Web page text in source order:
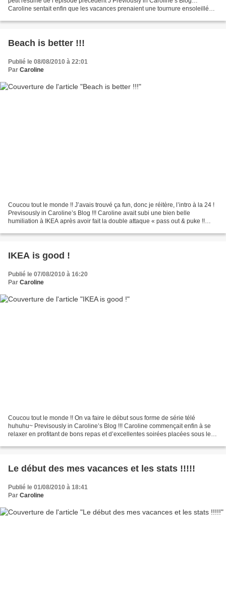
Caroline sentait enfin que les vacances prenaient une tournure ensoleillée,
Beach is better !!!
Publié le 08/08/2010 à 22:01
Par Caroline
Coucou tout le monde !! J’avais trouvé ça fun, donc je réitère, l’intro à la 24 !
Previsously in Caroline’s Blog !!! Caroline avait subi une bien belle
humiliation à IKEA après avoir fait la double attaque « pass out & puke !!
IKEA is good !
Publié le 07/08/2010 à 16:20
Par Caroline
Coucou tout le monde !! On va faire le début sous forme de série télé
huhuhu~ Previsously in Caroline’s Blog !!! Caroline commençait enfin à se
relaxer en profitant de bons repas et d’excellentes soirées placées sous le
Le début des mes vacances et les stats !!!!!
Publié le 01/08/2010 à 18:41
Par Caroline